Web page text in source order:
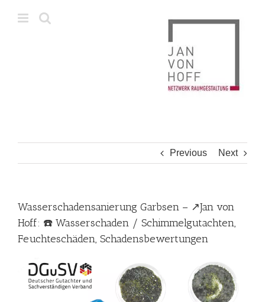
Previous Next
Wasserschadensanierung Garbsen – ↗️Jan von
Hoff: ☎️ Wasserschaden / Schimmelgutachten,
Feuchteschäden, Schadensbewertungen